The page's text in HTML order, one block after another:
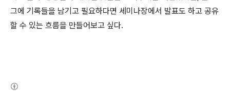
그에 기록들을 남기고 필요하다면 세미나장에서 발표도 하고 공유
할 수 있는 흐름을 만들어보고 싶다.